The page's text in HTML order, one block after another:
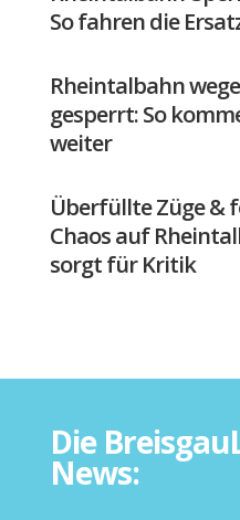
So fahren die
Rheintalbahn
gesperrt: So
weiter
Überfüllte Züge &
Chaos auf
sorgt für Kritik
Die
News: